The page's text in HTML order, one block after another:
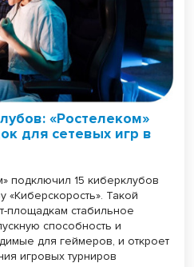
«Ростелеком»
для сетевых игр в
подключил 15 киберклубов
«Киберскорость». Такой
площадкам стабильное
способность и
для геймеров, и откроет
игровых турниров